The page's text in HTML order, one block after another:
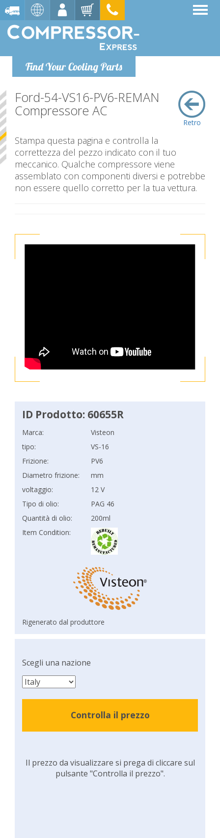
Find Your Cooling Parts
Retro
Ford-54-VS16-PV6-REMAN
Compressore AC
Stampa questa pagina e controlla la
correttezza del pezzo indicato con il tuo
meccanico. Qualche compressore viene
assemblato con componenti diversi e potrebbe
non essere quello corretto per la tua vettura.
ID Prodotto: 60655R
Marca:
Visteon
tipo:
VS-16
Frizione:
PV6
Diametro frizione:
mm
voltaggio:
12 V
Tipo di olio:
PAG 46
Quantità di olio:
200ml
Item Condition:
Rigenerato dal produttore
Scegli una nazione
Controlla il prezzo
Il prezzo da visualizzare si prega di cliccare sul
pulsante "Controlla il prezzo".